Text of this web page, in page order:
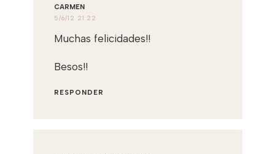
CARMEN
5/6/12 21:22
Muchas felicidades!!
Besos!!
RESPONDER